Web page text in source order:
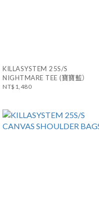
KILLASYSTEM 25S/S
NIGHTMARE TEE (寶寶藍）
NT$1,480